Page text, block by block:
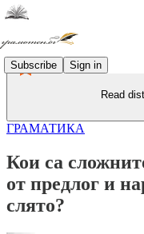
Subscribe Sign in
Read
ГРАМАТИКА
Кои са
от предлог и
слято?